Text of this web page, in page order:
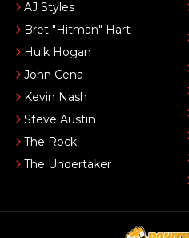
AJ Styles
Bret "Hitman" Hart
Hulk Hogan
John Cena
Kevin Nash
Steve Austin
The Rock
The Undertaker